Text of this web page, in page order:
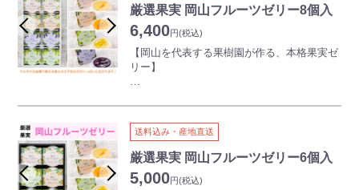
安富牧場では、完全機械充填によってアイス
の製造をおこなっております。おいしいだけ
ではなく、安心して食べられるのが徹底した
衛生管理を行う安富牧場のまじめなアイスで
す。
地元岡山県産の果物をふんだんに使用してお
り、清水白桃やピオーネ、足守メロンなど岡
山県内外の方から人気のフレーバーがたくさ
んあります。その他にも、全国各地のおいし
い食材を集め、素材の味を大切にしながら牛
乳と合わせる事によって、飽きのこないやさ
でなめらかな食感をお楽しみいただけます。
A2ジャージー限定牧場の生乳と国産てんさい
を原料としたグラニュー糖を使用していま
す。
品種改良前の自然な姿の牛乳と言われてお
り、自然派食品嗜好のお客様に支持されてい
ます。
・プロバイオティクスN-1乳酸菌使用
生きたまま腸内まで届き善玉菌を増やし、腸
内細菌のバランスを保ちます。
厳選果実 岡山フルーツゼリー8個入
6,400円(税込)
【岡山を代表する果樹園が作る、本格果実ゼ
リー】
めました。
清水白桃・ピオーネ・黄金桃・マスカット、
それぞれの果肉入り！
それぞれの品種で異なる柔らかさや甘みが口
いっぱいに広がります♪
送料込み・産地直送
厳選果実 岡山フルーツゼリー6個入
5,000円(税込)